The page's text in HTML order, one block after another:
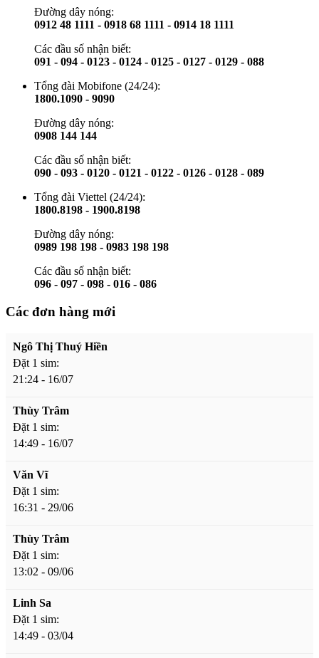
Đường dây nóng:
0912 48 1111 - 0918 68 1111 - 0914 18 1111
Các đầu số nhận biết:
091 - 094 - 0123 - 0124 - 0125 - 0127 - 0129 - 088
Tổng đài Mobifone (24/24):
1800.1090 - 9090
Đường dây nóng:
0908 144 144
Các đầu số nhận biết:
090 - 093 - 0120 - 0121 - 0122 - 0126 - 0128 - 089
Tổng đài Viettel (24/24):
1800.8198 - 1900.8198
Đường dây nóng:
0989 198 198 - 0983 198 198
Các đầu số nhận biết:
096 - 097 - 098 - 016 - 086
Các đơn hàng mới
Ngô Thị Thuý Hiền
Đặt 1 sim:
21:24 - 16/07
Thùy Trâm
Đặt 1 sim:
14:49 - 16/07
Văn Vĩ
Đặt 1 sim:
16:31 - 29/06
Thùy Trâm
Đặt 1 sim:
13:02 - 09/06
Linh Sa
Đặt 1 sim:
14:49 - 03/04